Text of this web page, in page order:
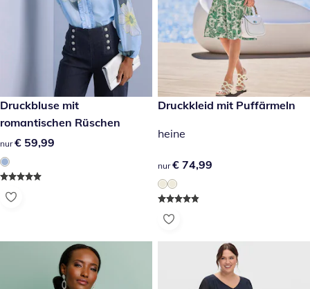
€ 59,99
Druckbluse mit
romantischen Rüschen
€ 59,99
nur € 59,99
€ 74,99
Druckkleid mit Puffärmeln
heine
€ 74,99
nur € 74,99